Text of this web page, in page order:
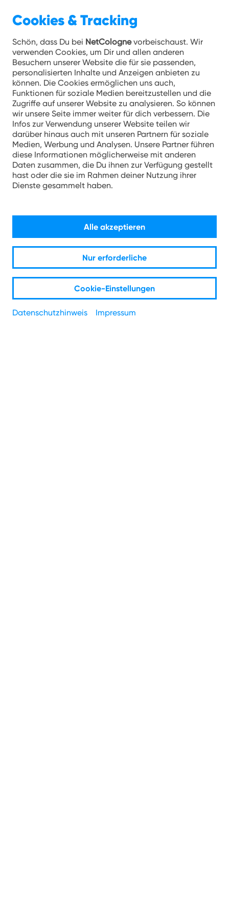
Cookies & Tracking
Schön, dass Du bei NetColognevorbeischaust. Wir
verwenden Cookies, um Dir und allen anderen
Besuchern unserer Website die für sie passenden,
personalisierten Inhalte und Anzeigen anbieten zu
können. Die Cookies ermöglichen uns auch,
Funktionen für soziale Medien bereitzustellen und die
Zugriffe auf unserer Website zu analysieren. So können
wir unsere Seite immer weiter für dich verbessern. Die
Infos zur Verwendung unserer Website teilen wir
darüber hinaus auch mit unseren Partnern für soziale
Medien, Werbung und Analysen. Unsere Partner führen
diese Informationen möglicherweise mit anderen
Daten zusammen, die Du ihnen zur Verfügung gestellt
hast oder die sie im Rahmen deiner Nutzung ihrer
Dienste gesammelt haben.
Cookie-Einstellungen
Nur erforderliche
Alle akzeptieren
Datenschutzhinweis Impressum
Werkstudent
Recruiting
(m/w/d)
Manager
Kundenwachstum
&
Kampagnenmanagement
(m/w/d)
Verkaufsberater
Telesales
(m/w/d)
(Krankheitsvertretung
35h/Woche)
Verkaufsberater
Telesales
(m/w/d)
(Elternzeitvertretung)
Sachbearbeiter
im
telefonischen
Geschäftskundenservice
(m/w/d)
Vertriebsmitarbeiter
(m/w/d)
vor
Ort
(Door-
to-
Door)
–
für
die
Menschen
im
Kölner
Junior-
Referent
Recht
&
Regulierung
(m/w/d)
Netzplaner
/
Bauüberwacher
Glasfaser
(m/w/d)
Junior
Security
Consultant
(m/w/d)
Softwareentwickler
(m/w/d)
Oracle
APEX
1 2
Produkte